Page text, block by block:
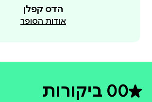
הדס קפלן
אודות הסופר
00 ביקורות